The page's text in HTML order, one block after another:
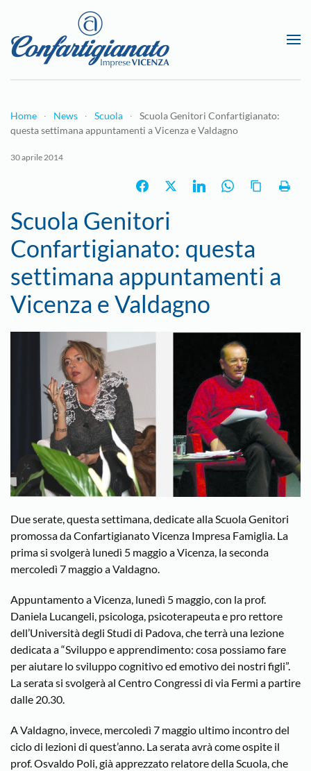
Passa al contenuto principale
Home News Scuola
Scuola Genitori Confartigianato:
questa settimana appuntamenti a Vicenza e Valdagno
30 aprile 2014
Scuola Genitori
Confartigianato: questa
settimana appuntamenti a
Vicenza e Valdagno
Due serate, questa settimana, dedicate alla Scuola Genitori
promossa da Confartigianato Vicenza Impresa Famiglia. La
prima si svolgerà lunedì 5 maggio a Vicenza, la seconda
mercoledì 7 maggio a Valdagno.
Appuntamento a Vicenza, lunedì 5 maggio, con la prof.
Daniela Lucangeli, psicologa, psicoterapeuta e pro rettore
dell’Università degli Studi di Padova, che terrà una lezione
dedicata a “Sviluppo e apprendimento: cosa possiamo fare
per aiutare lo sviluppo cognitivo ed emotivo dei nostri figli”.
La serata si svolgerà al Centro Congressi di via Fermi a partire
dalle 20.30.
A Valdagno, invece, mercoledì 7 maggio ultimo incontro del
ciclo di lezioni di quest’anno. La serata avrà come ospite il
prof. Osvaldo Poli, già apprezzato relatore della Scuola, che